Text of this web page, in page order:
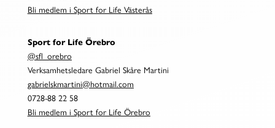
Bli medlem i Sport for Life Västerås
Sport for Life Örebro
@sfl_orebro
Verksamhetsledare Gabriel Skåre Martini
gabrielskmartini@hotmail.com
0728-88 22 58
Bli medlem i Sport for Life Örebro